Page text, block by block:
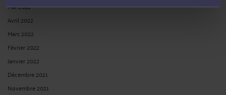
Mai 2022
Avril 2022
Mars 2022
Février 2022
Janvier 2022
Décembre 2021
Novembre 2021